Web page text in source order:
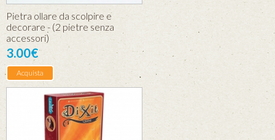
Pietra ollare da scolpire e
decorare - (2 pietre senza
accessori)
3.00€
Acquista